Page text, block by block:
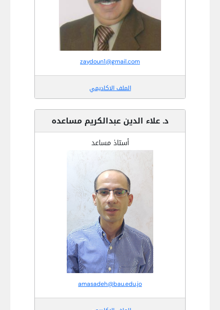
zaydoun1@gmail.com
الملف الاكاديمي
د. علاء الدين عبدالكريم مساعده
أستاذ مساعد
amasadeh@bau.edu.jo